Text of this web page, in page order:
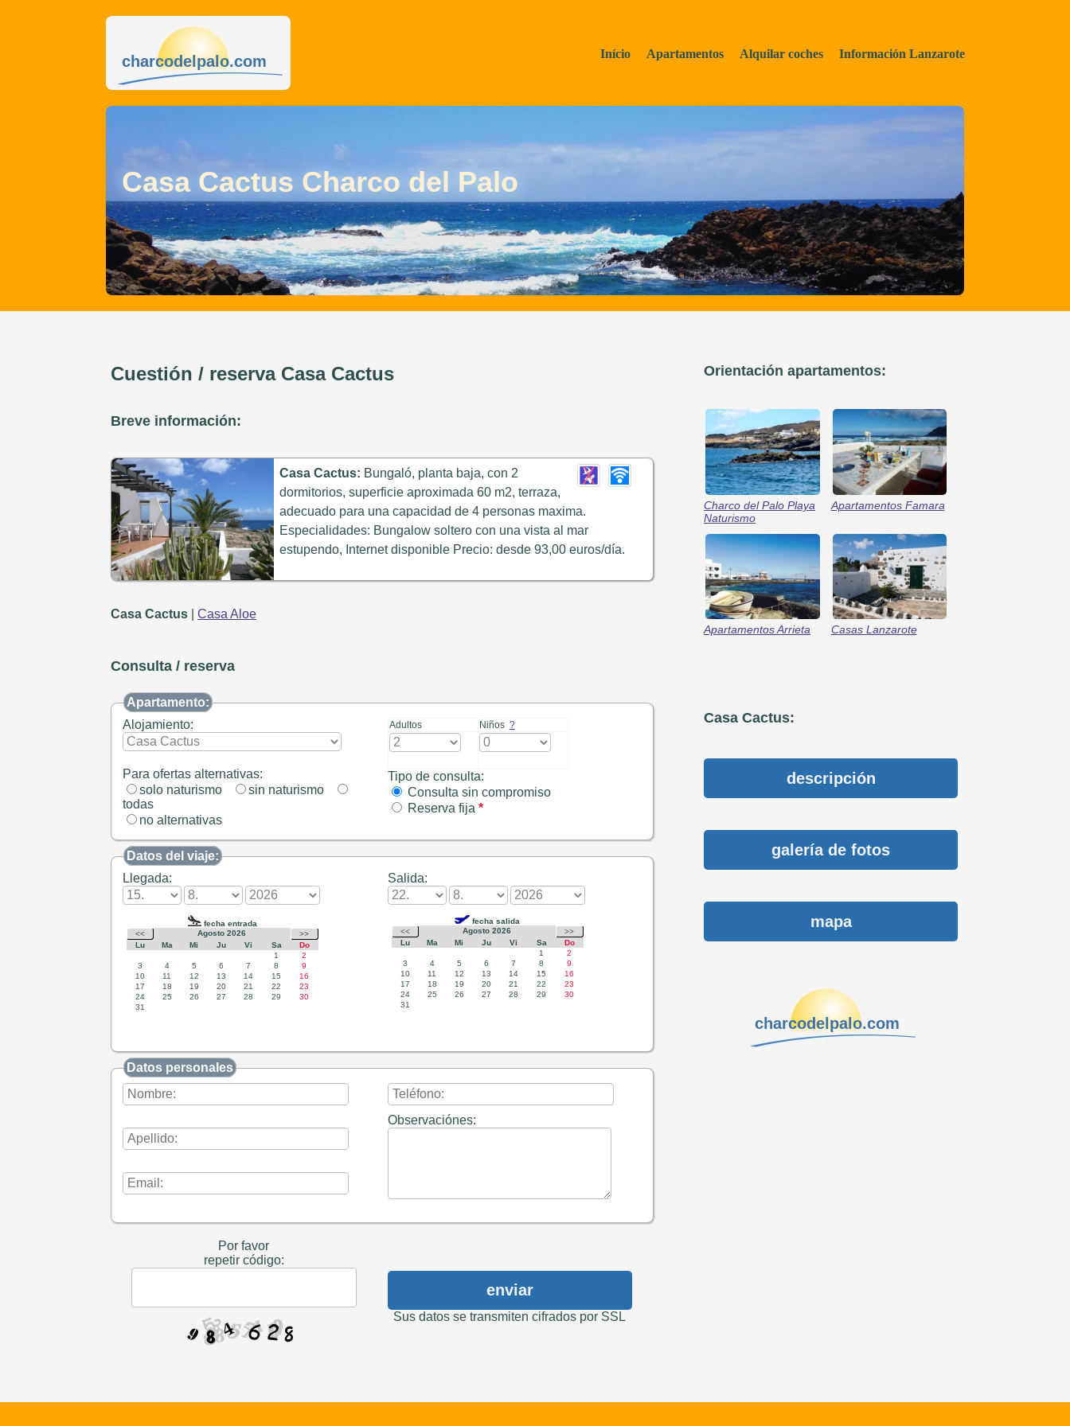
Início Apartamentos Alquilar coches Información Lanzarote
charcodelpalo.com
Casa Cactus Charco del Palo
Cuestión / reserva Casa Cactus
Breve información:
Casa Cactus: Bungaló, planta baja, con 2
dormitorios, superficie aproximada 60 m2, terraza,
adecuado para una capacidad de 4 personas maxima.
Especialidades: Bungalow soltero con una vista al mar
estupendo, Internet disponible Precio: desde 93,00 euros/día.
Casa Cactus |Casa Aloe
Consulta / reserva
Apartamento:
Alojamiento:
Para ofertas alternativas:
solo naturismo
sin naturismo
todas
no alternativas
Adultos Niños ?
Tipo de consulta:
Consulta sin compromiso
Reserva fija *
Datos del viaje:
Llegada:
Salida:
Datos personales
Observaciónes:
Por favor
repetir código:
enviar
Sus datos se transmiten cifrados por SSL
Orientación apartamentos:
Charco del Palo Playa
Naturismo
Apartamentos Famara
Apartamentos Arrieta Casas Lanzarote
Casa Cactus:
descripción
galería de fotos
mapa
charcodelpalo.com